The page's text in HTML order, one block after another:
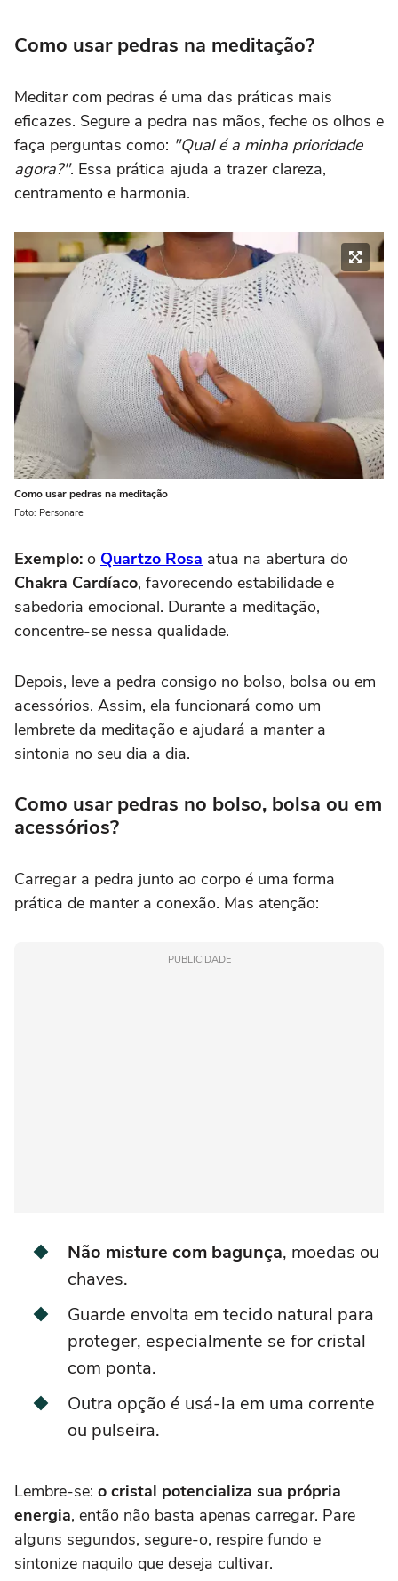
Como usar pedras na meditação?
Meditar com pedras é uma das práticas mais
eficazes. Segure a pedra nas mãos, feche os olhos e
faça perguntas como: "Qual é a minha prioridade
agora?". Essa prática ajuda a trazer clareza,
centramento e harmonia.
Como usar pedras na meditação
Foto: Personare
Exemplo: o Quartzo Rosa atua na abertura do
Chakra Cardíaco, favorecendo estabilidade e
sabedoria emocional. Durante a meditação,
concentre-se nessa qualidade.
Depois, leve a pedra consigo no bolso, bolsa ou em
acessórios. Assim, ela funcionará como um
lembrete da meditação e ajudará a manter a
sintonia no seu dia a dia.
Como usar pedras no bolso, bolsa ou em
acessórios?
Carregar a pedra junto ao corpo é uma forma
prática de manter a conexão. Mas atenção:
PUBLICIDADE
Não misture com bagunça, moedas ou
chaves.
Guarde envolta em tecido natural para
proteger, especialmente se for cristal
com ponta.
Outra opção é usá-la em uma corrente
ou pulseira.
Lembre-se: o cristal potencializa sua própria
energia, então não basta apenas carregar. Pare
alguns segundos, segure-o, respire fundo e
sintonize naquilo que deseja cultivar.